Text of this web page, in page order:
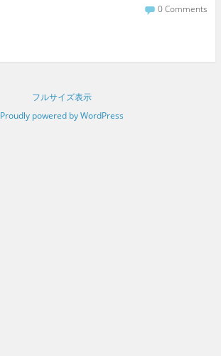
0 Comments
フルサイズ表示
Proudly powered by WordPress